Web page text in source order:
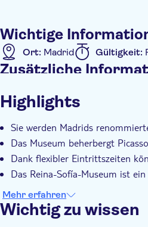
Wichtige
Ort: Madrid Gültigkeit:
Zusätzliche
Digitale Buchungsbestätigung
Highlights
Sie werden Madrids
Das Museum beherbergt
Dank flexibler Eintrittszeiten
Das Reina-Sofía-Museum ist
Mehr erfahren
Wichtig zu wissen